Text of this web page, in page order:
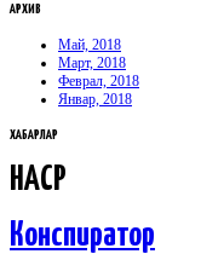
АРХИВ
Май, 2018
Март, 2018
Феврал, 2018
Январ, 2018
ХАБАРЛАР
НАСР
Конспиратор